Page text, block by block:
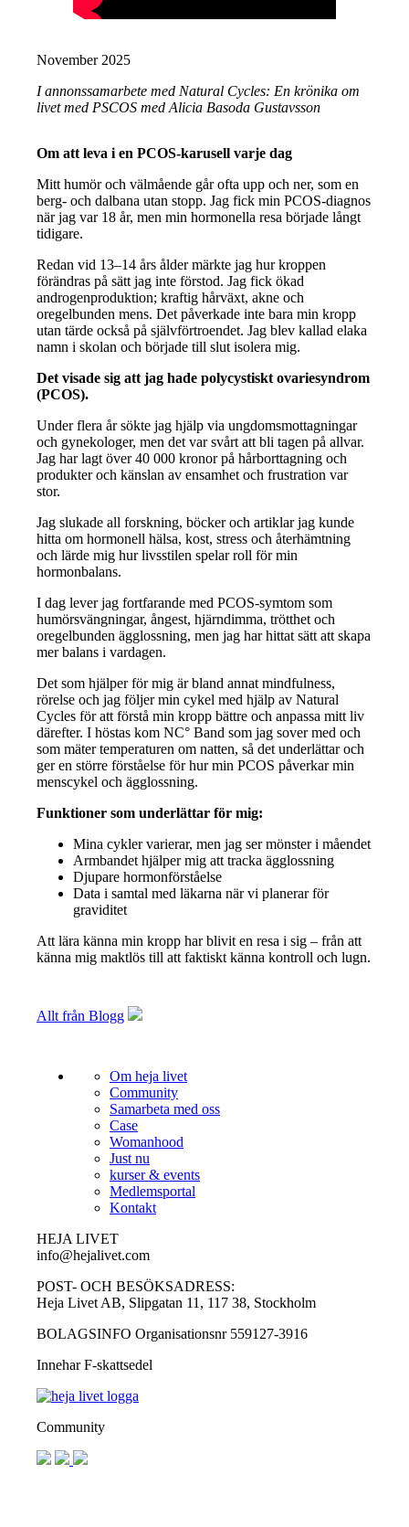
November 2025
I annonssamarbete med Natural Cycles: En krönika om
livet med PSCOS med Alicia Basoda Gustavsson
Om att leva i en PCOS-karusell varje dag
Mitt humör och välmående går ofta upp och ner, som en
berg- och dalbana utan stopp. Jag fick min PCOS-diagnos
när jag var 18 år, men min hormonella resa började långt
tidigare.
Redan vid 13–14 års ålder märkte jag hur kroppen
förändras på sätt jag inte förstod. Jag fick ökad
androgenproduktion; kraftig hårväxt, akne och
oregelbunden mens. Det påverkade inte bara min kropp
utan tärde också på självförtroendet. Jag blev kallad elaka
namn i skolan och började till slut isolera mig.
Det visade sig att jag hade polycystiskt ovariesyndrom
(PCOS).
Under flera år sökte jag hjälp via ungdomsmottagningar
och gynekologer, men det var svårt att bli tagen på allvar.
Jag har lagt över 40 000 kronor på hårborttagning och
produkter och känslan av ensamhet och frustration var
stor.
Jag slukade all forskning, böcker och artiklar jag kunde
hitta om hormonell hälsa, kost, stress och återhämtning
och lärde mig hur livsstilen spelar roll för min
hormonbalans.
I dag lever jag fortfarande med PCOS-symtom som
humörsvängningar, ångest, hjärndimma, trötthet och
oregelbunden ägglossning, men jag har hittat sätt att skapa
mer balans i vardagen.
Det som hjälper för mig är bland annat mindfulness,
rörelse och jag följer min cykel med hjälp av Natural
Cycles för att förstå min kropp bättre och anpassa mitt liv
därefter. I höstas kom NC° Band som jag sover med och
som mäter temperaturen om natten, så det underlättar och
ger en större förståelse för hur min PCOS påverkar min
menscykel och ägglossning.
Funktioner som underlättar för mig:
Mina cykler varierar, men jag ser mönster i måendet
Armbandet hjälper mig att tracka ägglossning
Djupare hormonförståelse
Data i samtal med läkarna när vi planerar för
graviditet
Att lära känna min kropp har blivit en resa i sig – från att
känna mig maktlös till att faktiskt känna kontroll och lugn.
Allt från Blogg
Om heja livet
Community
Samarbeta med oss
Case
Womanhood
Just nu
kurser & events
Medlemsportal
Kontakt
HEJA LIVET
info@hejalivet.com
POST- OCH BESÖKSADRESS:
Heja Livet AB, Slipgatan 11, 117 38, Stockholm
BOLAGSINFO Organisationsnr 559127-3916
Innehar F-skattsedel
Community